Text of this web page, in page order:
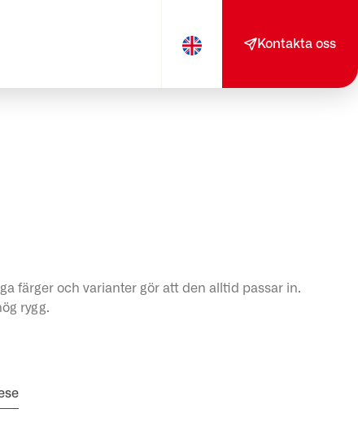
Kontakta oss
färger och varianter gör att den alltid passar in.
rygg.